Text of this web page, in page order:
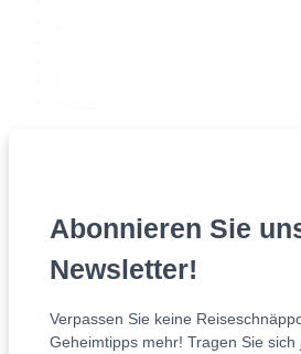
Abonnieren Sie
Newsletter!
Verpassen Sie keine
Geheimtipps mehr! Tragen Sie sich